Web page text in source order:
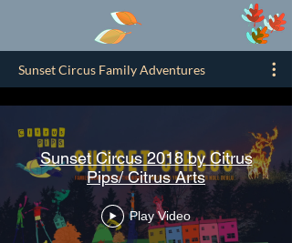
Sunset Circus Family Adventures
Sunset Circus 2018 by Citrus
Pips/ Citrus Arts
Play Video